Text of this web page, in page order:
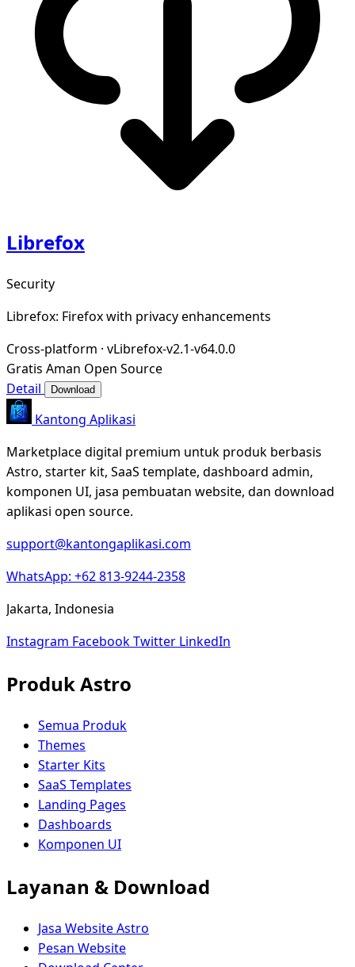
Librefox
Security
Librefox: Firefox with privacy enhancements
Cross-platform · vLibrefox-v2.1-v64.0.0
Gratis Aman Open Source
Detail
Download
Kantong Aplikasi
Marketplace digital premium untuk produk berbasis
Astro, starter kit, SaaS template, dashboard admin,
komponen UI, jasa pembuatan website, dan download
aplikasi open source.
support@kantongaplikasi.com
WhatsApp: +62 813-9244-2358
Jakarta, Indonesia
Instagram FacebookTwitter LinkedIn
Produk Astro
Semua Produk
Themes
Starter Kits
SaaS Templates
Landing Pages
Dashboards
Komponen UI
Layanan & Download
Jasa Website Astro
Pesan Website